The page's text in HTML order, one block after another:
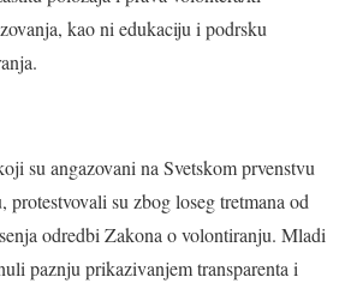
kao ni edukaciju i podrsku
su angazovani na Svetskom prvenstvu
protestvovali su zbog loseg tretmana od
odredbi Zakona o volontiranju. Mladi
paznju prikazivanjem transparenta i